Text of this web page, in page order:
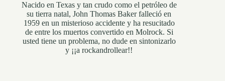
Nacido en Texas y tan crudo como el petróleo de
su tierra natal, John Thomas Baker falleció en
1959 en un misterioso accidente y ha resucitado
de entre los muertos convertido en Molrock. Si
usted tiene un problema, no dude en sintonizarlo
y ¡¡a rockandrollear!!